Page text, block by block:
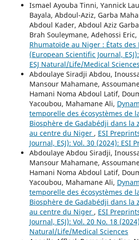
Ismael Ayouba Tinni, Yannick
Bayala, Abdoul-Aziz, Garba
Abdoul Kader, Abdoul Aziz
Brah Souleymane, Adehossi Eric,
Rhumatoïde au Niger : États des
(European Scientific Journal,
ESJ Natural/Life/Medical Sciences
Abdoulaye Siradji Abdou,
Mansour Mahamane,
Hamani Noma Abdoul Latif,
Yacoubou, Mahamane Ali,
temporelle des écosystèmes de
Biosphère de Gadabédji dans la
au centre du Niger , ESI
Journal, ESJ): Vol. 30 (2024): ESI
Abdoulaye Abdou Siradji,
Mansour Mahamane,
Hamani Noma Abdoul Latif,
Yacoubou, Mahamane Ali,
temporelle des écosystèmes de
Biosphère de Gadabédji dans la
au centre du Niger , ESI
Journal, ESJ): Vol. 20 No. 18
Natural/Life/Medical Sciences